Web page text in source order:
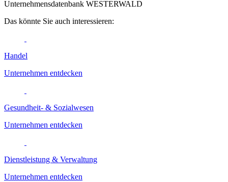
Unternehmensdatenbank WESTERWALD
Das könnte Sie auch interessieren:
Handel
Unternehmen entdecken
Gesundheit- & Sozialwesen
Unternehmen entdecken
Dienstleistung & Verwaltung
Unternehmen entdecken